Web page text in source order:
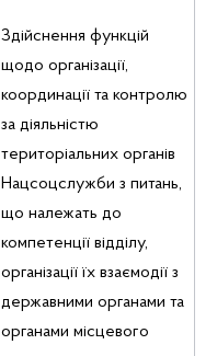
Здійснення функцій
щодо організації,
координації та контролю
за діяльністю
територіальних органів
Нацсоцслужби з питань,
що належать до
компетенції відділу,
організації їх взаємодії з
державними органами та
органами місцевого